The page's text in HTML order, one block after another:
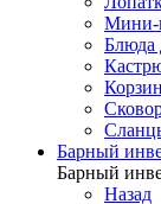
Мини-
Блюда
Барный
Барный
Назад